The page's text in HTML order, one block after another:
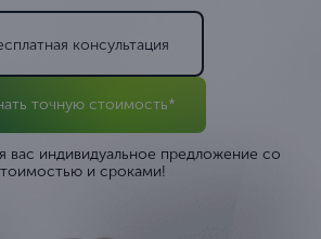
консультация
точную стоимость*
индивидуальное предложение со
и сроками!